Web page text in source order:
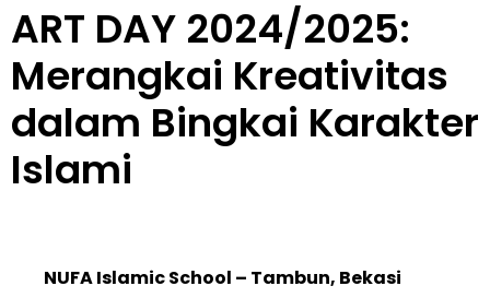
ART DAY 2024/2025:
Merangkai Kreativitas
dalam Bingkai Karakter
Islami
NUFA Islamic School – Tambun, Bekasi